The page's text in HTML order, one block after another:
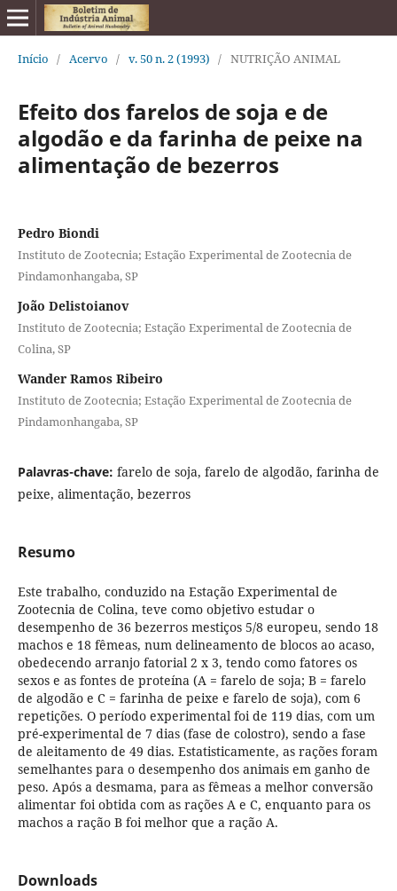
Início / Acervo / v. 50 n. 2 (1993) / NUTRIÇÃO ANIMAL
Efeito dos farelos de soja e de
algodão e da farinha de peixe na
alimentação de bezerros
Pedro Biondi
Instituto de Zootecnia; Estação Experimental de Zootecnia de
Pindamonhangaba, SP
João Delistoianov
Instituto de Zootecnia; Estação Experimental de Zootecnia de
Colina, SP
Wander Ramos Ribeiro
Instituto de Zootecnia; Estação Experimental de Zootecnia de
Pindamonhangaba, SP
Palavras-chave: farelo de soja, farelo de algodão, farinha de
peixe, alimentação, bezerros
Resumo
Este trabalho, conduzido na Estação Experimental de
Zootecnia de Colina, teve como objetivo estudar o
desempenho de 36 bezerros mestiços 5/8 europeu, sendo 18
machos e 18 fêmeas, num delineamento de blocos ao acaso,
obedecendo arranjo fatorial 2 x 3, tendo como fatores os
sexos e as fontes de proteína (A = farelo de soja; B = farelo
de algodão e C = farinha de peixe e farelo de soja), com 6
repetições. O período experimental foi de 119 dias, com um
pré-experimental de 7 dias (fase de colostro), sendo a fase
de aleitamento de 49 dias. Estatisticamente, as rações foram
semelhantes para o desempenho dos animais em ganho de
peso. Após a desmama, para as fêmeas a melhor conversão
alimentar foi obtida com as rações A e C, enquanto para os
machos a ração B foi melhor que a ração A.
Downloads